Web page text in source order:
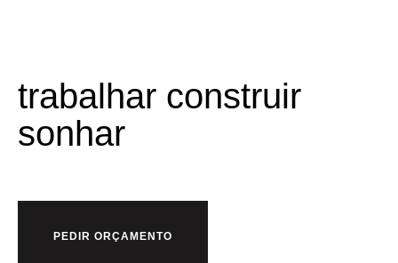
trabalhar construir
sonhar
PEDIR ORÇAMENTO